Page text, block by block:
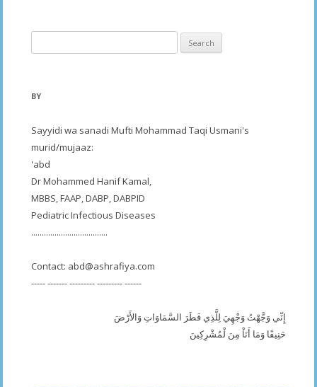
for:
BY
Sayyidi wa sanadi Mufti Mohammad Taqi Usmani's
murid/mujaaz:
'abd
Dr Mohammed Hanif Kamal,
MBBS, FAAP, DABP, DABPID
Pediatric Infectious Diseases
....................................
Contact: abd@ashrafiya.com
----- ------- --------- --------- ------
إِنِّي وَجَّهْتُ وَجْهِيَ لِلَّذِي فَطَرَ السَّمَاوَاتِ وَالأَرْضَ
حَنِيفًا وَمَا أَنَاْ مِنَ لْمُشْرِكِينَ